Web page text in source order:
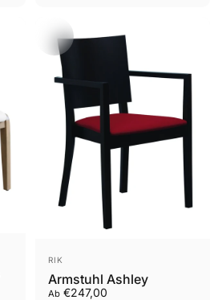
Anbieter:
RIK
Armstuhl Ashley
Ab €247,00